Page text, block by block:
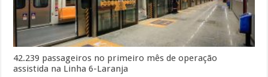
42.239 passageiros no primeiro mês de operação
assistida na Linha 6-Laranja